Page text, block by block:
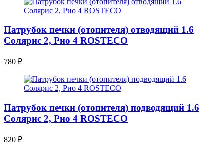
Патрубок печки (отопителя) отводящий 1.6
Солярис 2, Рио 4 ROSTECO
780 ₽
Патрубок печки (отопителя) подводящий 1.6
Солярис 2, Рио 4 ROSTECO
820 ₽